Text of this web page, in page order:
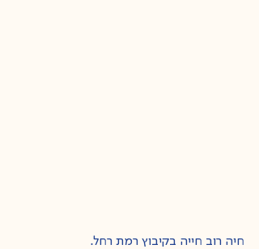
חיה רוב חייה בקיבוץ רמת רחל.